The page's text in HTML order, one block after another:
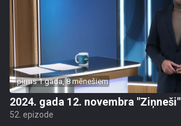
pirms 1 gada, 8 mēnešiem
2024. gada 12. novembra "Ziņneši"
52. epizode